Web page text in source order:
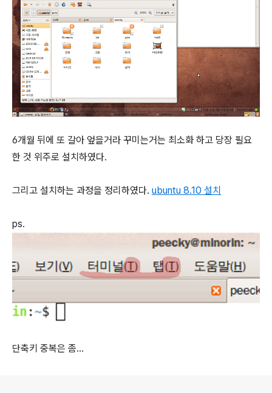
6개월 뒤에 또 갈아 엎을거라 꾸미는거는 최소화 하고 당장 필요
한 것 위주로 설치하였다.
그리고 설치하는 과정을 정리하였다. ubuntu 8.10 설치
ps.
단축키 중복은 좀...